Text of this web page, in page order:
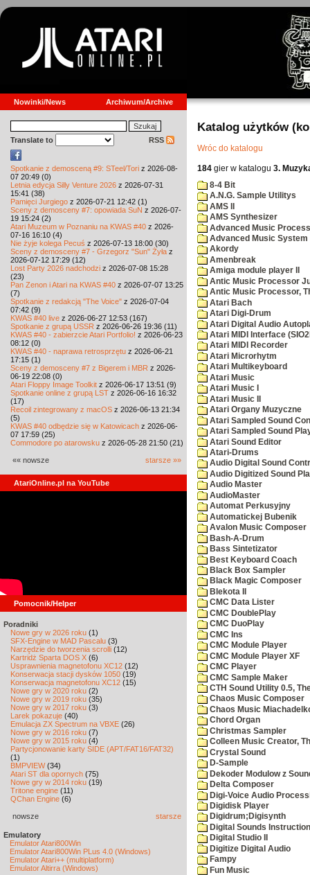
Nowinki/News Archiwum/Archive
Translate to RSS
Spotkanie z demosceną #9: STeel/Tori z 2026-08-
07 20:49 (0)
Letnia edycja Silly Venture 2026 z 2026-07-31
15:41 (38)
Pamięci Jurgiego z 2026-07-21 12:42 (1)
Sceny z demosceny #7: opowiada SuN z 2026-07-
19 15:24 (2)
Atari Muzeum w Poznaniu na KWAS #40 z 2026-
07-16 16:10 (4)
Nie żyje kolega Pecuś z 2026-07-13 18:00 (30)
Sceny z demosceny #7 - Grzegorz "Sun" Żyła z
2026-07-12 17:29 (12)
Lost Party 2026 nadchodzi z 2026-07-08 15:28
(23)
Pan Zenon i Atari na KWAS #40 z 2026-07-07 13:25
(7)
Spotkanie z redakcją "The Voice" z 2026-07-04
07:42 (9)
KWAS #40 live z 2026-06-27 12:53 (167)
Spotkanie z grupą USSR z 2026-06-26 19:36 (11)
KWAS #40 - zabierzcie Atari Portfolio! z 2026-06-23
08:12 (0)
KWAS #40 - naprawa retrosprzętu z 2026-06-21
17:15 (1)
Sceny z demosceny #7 z Bigerem i MBR z 2026-
06-19 22:08 (0)
Atari Floppy Image Toolkit z 2026-06-17 13:51 (9)
Spotkanie online z grupą LST z 2026-06-16 16:32
(17)
Recoil zintegrowany z macOS z 2026-06-13 21:34
(5)
KWAS #40 odbędzie się w Katowicach z 2026-06-
07 17:59 (25)
Commodore po atarowsku z 2026-05-28 21:50 (21)
«« nowsze starsze »»
AtariOnline.pl na YouTube
Pomocnik/Helper
Poradniki
Nowe gry w 2026 roku (1)
SFX-Engine w MAD Pascalu (3)
Narzędzie do tworzenia scrolli (12)
Kartridż Sparta DOS X (6)
Usprawnienia magnetofonu XC12 (12)
Konserwacja stacji dysków 1050 (19)
Konserwacja magnetofonu XC12 (15)
Nowe gry w 2020 roku (2)
Nowe gry w 2019 roku (35)
Nowe gry w 2017 roku (3)
Larek pokazuje (40)
Emulacja ZX Spectrum na VBXE (26)
Nowe gry w 2016 roku (7)
Nowe gry w 2015 roku (4)
Partycjonowanie karty SIDE (APT/FAT16/FAT32)
(1)
BMPVIEW(34)
Atari ST dla opornych (75)
Nowe gry w 2014 roku (19)
Tritone engine (11)
QChan Engine (6)
nowsze starsze
Emulatory
Emulator Atari800Win
Emulator Atari800Win PLus 4.0 (Windows)
Emulator Atari++ (multiplatform)
Emulator Altirra (Windows)
Katalog użytków
Wróc do katalogu
184 gier w katalogu 3.
8-4 Bit
A.N.G. Sample Utilitys
AMS II
AMS Synthesizer
Advanced Music
Advanced Music System
Akordy
Amenbreak
Amiga module player II
Antic Music Processor
Antic Music Processor,
Atari Bach
Atari Digi-Drum
Atari Digital Audio
Atari MIDI Interface
Atari MIDI Recorder
Atari Microrhytm
Atari Multikeyboard
Atari Music
Atari Music I
Atari Music II
Atari Organy Muzyczne
Atari Sampled Sound
Atari Sampled Sound
Atari Sound Editor
Atari-Drums
Audio Digital Sound
Audio Digitized Sound
Audio Master
AudioMaster
Automat Perkusyjny
Automatickej Bubenik
Avalon Music Composer
Bash-A-Drum
Bass Sintetizator
Best Keyboard Coach
Black Box Sampler
Black Magic Composer
Blekota II
CMC Data Lister
CMC DoublePlay
CMC DuoPlay
CMC Ins
CMC Module Player
CMC Module Player XF
CMC Player
CMC Sample Maker
CTH Sound Utility 0.5,
Chaos Music Composer
Chaos Music
Chord Organ
Christmas Sampler
Colleen Music Creator,
Crystal Sound
D-Sample
Dekoder Modulow z
Delta Composer
Digi-Voice Audio
Digidisk Player
Digidrum;Digisynth
Digital Sounds
Digital Studio II
Digitize Digital Audio
Fampy
Fun Music